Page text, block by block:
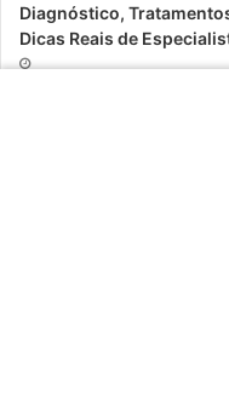
Diagnóstico,
Dicas Reais de